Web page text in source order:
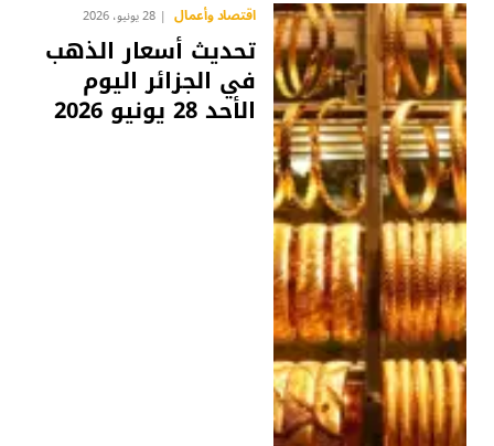
اقتصاد وأعمال 28 يونيو، 2026
تحديث أسعار الذهب
في الجزائر اليوم
الأحد 28 يونيو 2026